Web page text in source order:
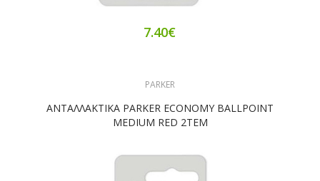
7.40€
PARKER
ΑΝΤΑΛΛΑΚΤΙΚΑ PARKER ECONOMY BALLPOINT
MEDIUM RED 2ΤΕΜ